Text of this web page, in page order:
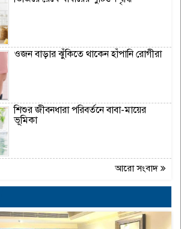
ওজন বাড়ার ঝুঁকিতে থাকেন হাঁপানি রোগীরা
শিশুর জীবনধারা পরিবর্তনে বাবা-মায়ের
ভূমিকা
আরো সংবাদ